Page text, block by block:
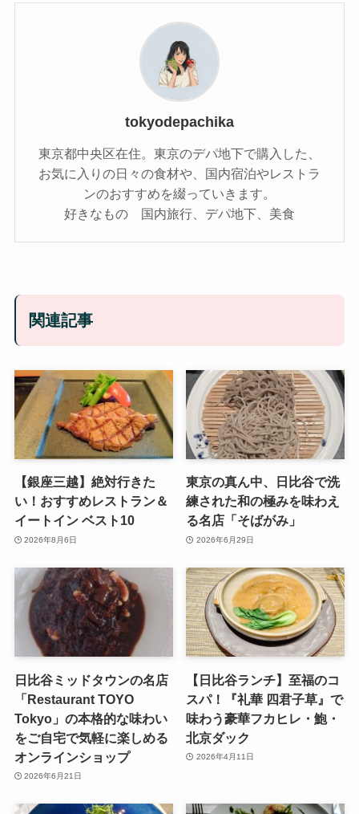
tokyodepachika
東京都中央区在住。東京のデパ地下で購入した、
お気に入りの日々の食材や、国内宿泊やレストラ
ンのおすすめを綴っていきます。
好きなもの 国内旅行、デパ地下、美食
関連記事
【銀座三越】絶対行きた
い！おすすめレストラン＆
イートイン ベスト10
2026年8月6日
東京の真ん中、日比谷で洗
練された和の極みを味わえ
る名店「そばがみ」
2026年6月29日
日比谷ミッドタウンの名店
「Restaurant TOYO
Tokyo」の本格的な味わい
をご自宅で気軽に楽しめる
オンラインショップ
2026年6月21日
【日比谷ランチ】至福のコ
スパ！『礼華 四君子草』で
味わう豪華フカヒレ・鮑・
北京ダック
2026年4月11日